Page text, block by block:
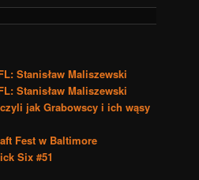
Stanisław Maliszewski
Stanisław Maliszewski
czyli jak Grabowscy i ich wąsy
Fest w Baltimore
Six #51